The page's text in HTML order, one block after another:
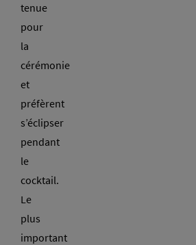
tenue
pour
la
cérémonie
et
préfèrent
s’éclipser
pendant
le
cocktail.
Le
plus
important